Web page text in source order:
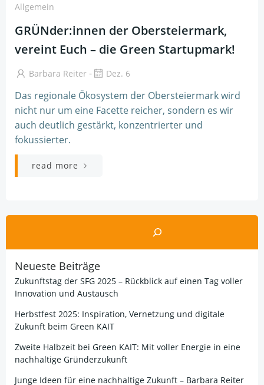
Allgemein
GRÜNder:innen der Obersteiermark,
vereint Euch – die Green Startupmark!
Barbara Reiter - Dez. 6
Das regionale Ökosystem der Obersteiermark wird
nicht nur um eine Facette reicher, sondern es wir
auch deutlich gestärkt, konzentrierter und
fokussierter.
read more
Suchen
Neueste Beiträge
Zukunftstag der SFG 2025 – Rückblick auf einen Tag voller
Innovation und Austausch
Herbstfest 2025: Inspiration, Vernetzung und digitale
Zukunft beim Green KAIT
Zweite Halbzeit bei Green KAIT: Mit voller Energie in eine
nachhaltige Gründerzukunft
Junge Ideen für eine nachhaltige Zukunft – Barbara Reiter